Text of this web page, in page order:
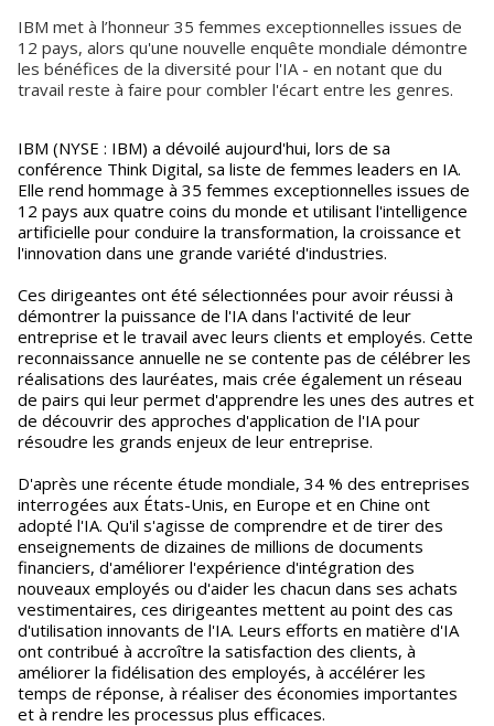
IBM met à l’honneur 35 femmes exceptionnelles issues de
12 pays, alors qu'une nouvelle enquête mondiale démontre
les bénéfices de la diversité pour l'IA - en notant que du
travail reste à faire pour combler l'écart entre les genres.
IBM (NYSE : IBM) a dévoilé aujourd'hui, lors de sa
conférence Think Digital, sa liste de femmes leaders en IA.
Elle rend hommage à 35 femmes exceptionnelles issues de
12 pays aux quatre coins du monde et utilisant l'intelligence
artificielle pour conduire la transformation, la croissance et
l'innovation dans une grande variété d'industries.
Ces dirigeantes ont été sélectionnées pour avoir réussi à
démontrer la puissance de l'IA dans l'activité de leur
entreprise et le travail avec leurs clients et employés. Cette
reconnaissance annuelle ne se contente pas de célébrer les
réalisations des lauréates, mais crée également un réseau
de pairs qui leur permet d'apprendre les unes des autres et
de découvrir des approches d'application de l'IA pour
résoudre les grands enjeux de leur entreprise.
D'après une récente étude mondiale, 34 % des entreprises
interrogées aux États-Unis, en Europe et en Chine ont
adopté l'IA. Qu'il s'agisse de comprendre et de tirer des
enseignements de dizaines de millions de documents
financiers, d'améliorer l'expérience d'intégration des
nouveaux employés ou d'aider les chacun dans ses achats
vestimentaires, ces dirigeantes mettent au point des cas
d'utilisation innovants de l'IA. Leurs efforts en matière d'IA
ont contribué à accroître la satisfaction des clients, à
améliorer la fidélisation des employés, à accélérer les
temps de réponse, à réaliser des économies importantes
et à rendre les processus plus efficaces.